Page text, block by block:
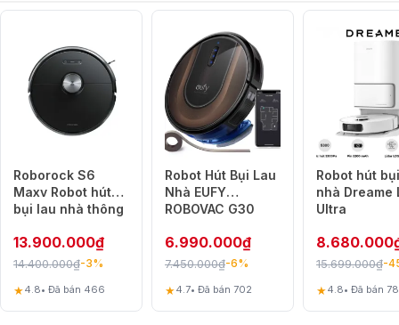
Roborock S6
Maxv Robot hút
bụi lau nhà thông
13.900.000₫
14.400.000₫-3%
★4.8• Đã bán 466
Robot Hút Bụi Lau
Nhà EUFY
ROBOVAC G30
6.990.000₫
7.450.000₫-6%
★4.7• Đã bán 702
Robot hút
nhà Dreame
Ultra
8.680.000
15.699.000₫-
★4.8• Đã bán